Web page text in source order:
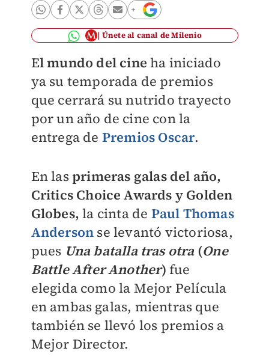
Únete al canal de Milenio
El mundo del cineha iniciado
ya su temporada de premios
que cerrará su nutrido trayecto
por un año de cine con la
entrega de Premios Oscar.
En lasprimeras galas del año,
Critics Choice Awards y Golden
Globes,la cinta de Paul Thomas
Anderson se levantó victoriosa,
pues Una batalla tras otra(One
Battle After Another) fue
elegida como la Mejor Película
en ambas galas, mientras que
también se llevó los premios a
Mejor Director.